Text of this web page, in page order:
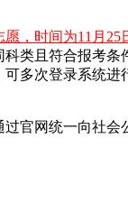
时间为11月25
类且符合报考
多次登录系统
官网统一向社